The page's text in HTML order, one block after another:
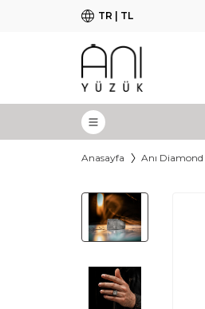
TR | TL
Anasayfa Anı Diamond